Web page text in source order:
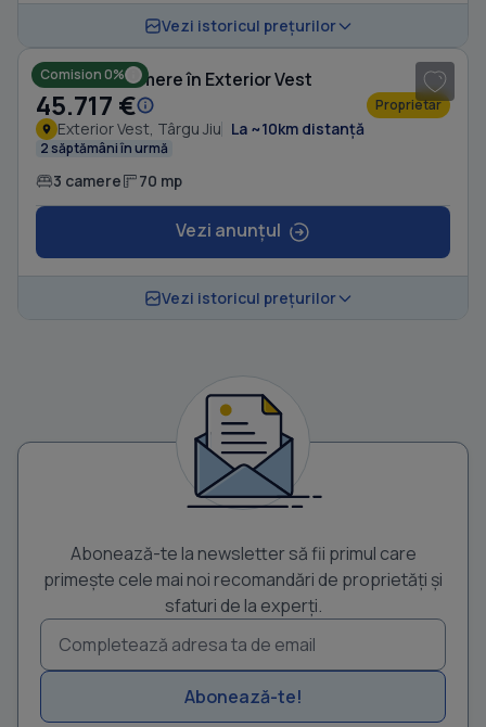
Vezi istoricul prețurilor
Comision 0%
Casă cu 3 camere în Exterior Vest
45.717 € Proprietar
Exterior Vest, Târgu Jiu La ~10km distanță
2 săptămâni în urmă
3 camere 70 mp
Vezi anunțul
Vezi istoricul prețurilor
Abonează-te la newsletter să fii primul care
primește cele mai noi recomandări de proprietăți și
sfaturi de la experți.
Abonează-te!